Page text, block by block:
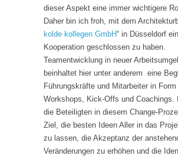
dieser Aspekt eine immer wichtigere
Daher bin ich froh, mit dem
kolde kollegen GmbH“ in Düsseldorf
Kooperation geschlossen zu haben.
Teamentwicklung in neuer
beinhaltet hier unter anderem eine
Führungskräfte und Mitarbeiter in
Workshops, Kick-Offs und Coachings.
die Beteiligten in diesem Change-
Ziel, die besten Ideen Aller in das
zu lassen, die Akzeptanz der
Veränderungen zu erhöhen und die